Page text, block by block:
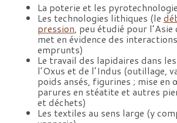
La poterie et les
Les technologies lithiques (le
pression, peu étudié pour
met en évidence des
emprunts)
Le travail des lapidaires dans
l’Oxus et de l’Indus (outillage,
poids ansés, figurines ; mise en
parures en stéatite et autres
et déchets)
Les textiles au sens large (y